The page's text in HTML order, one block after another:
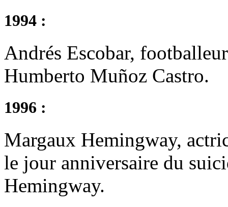
1994 :
Andrés Escobar,
Humberto Muñoz Castro.
1996 :
Margaux Hemingway,
le jour anniversaire du
Hemingway.